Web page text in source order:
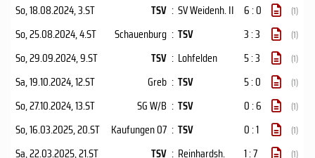
So, 18.08.2024, 3.ST TSV : SV Weidenh. II 6 : 0 (1)
So, 25.08.2024, 4.ST Schauenburg : TSV 3 : 3 (1)
So, 29.09.2024, 9.ST TSV : Lohfelden 5 : 3 (1)
Sa, 19.10.2024, 12.ST Greb : TSV 5 : 0 (1)
So, 27.10.2024, 13.ST SG W/B : TSV 0 : 6 (1)
So, 16.03.2025, 20.ST Kaufungen 07 : TSV 0 : 1 (1)
Sa, 22.03.2025, 21.ST TSV : Reinhardsh. 1 : 7 (1)